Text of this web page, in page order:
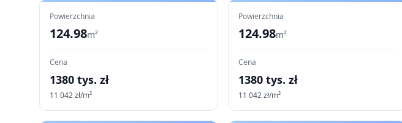
Powierzchnia
124.98m²
Cena
1380 tys. zł
11 042zł/m²
Powierzchnia
124.98m²
Cena
1380 tys. zł
11 042zł/m²